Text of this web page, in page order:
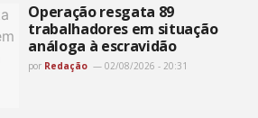
Operação resgata 89
trabalhadores em situação
análoga à escravidão
por Redação 02/08/2026 - 20:31